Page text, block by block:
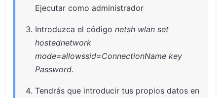
Ejecutar como administrador
Introduzca el códigonetsh wlan set
hostednetwork
mode=allowssid=ConnectionName key
Password.
Tendrás que introducir tus propios datos en